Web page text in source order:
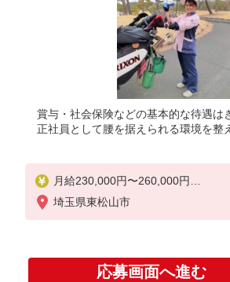
賞与・社会保険などの基本的な待遇は
正社員として腰を据えられる環境を整
月給230,000円〜260,000円
※出勤日数による
埼玉県東松山市
応募画面へ進む